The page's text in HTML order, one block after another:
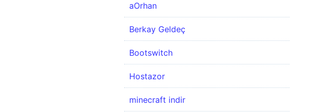
aOrhan
Berkay Geldeç
Bootswitch
Hostazor
minecraft indir